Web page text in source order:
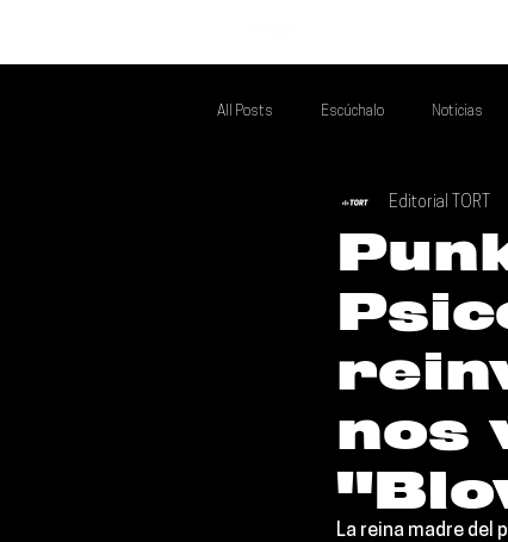
All Posts Escúchalo Noticias
Si Te Gusta... Te Recomendamos A...
Poder Latino Que Descubrir
nos
Editorial TORT
La reina madre del